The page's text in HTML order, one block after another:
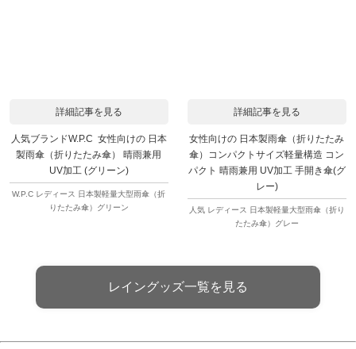
詳細記事を見る
人気ブランドW.P.C 女性向けの 日本
製雨傘（折りたたみ傘） 晴雨兼用
UV加工 (グリーン)
W.P.C レディース 日本製軽量大型雨傘（折
りたたみ傘）グリーン
詳細記事を見る
女性向けの 日本製雨傘（折りたたみ
傘）コンパクトサイズ軽量構造 コン
パクト 晴雨兼用 UV加工 手開き傘(グ
レー)
人気 レディース 日本製軽量大型雨傘（折り
たたみ傘）グレー
レイングッズ一覧を見る